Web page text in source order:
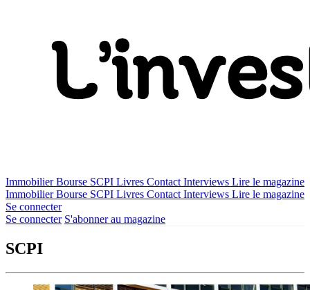
ImmobilierBourse SCPI Livres Contact Interviews Lire le magazine
ImmobilierBourse SCPI Livres Contact Interviews Lire le magazine
Se connecter
Se connecter S'abonner au magazine
SCPI